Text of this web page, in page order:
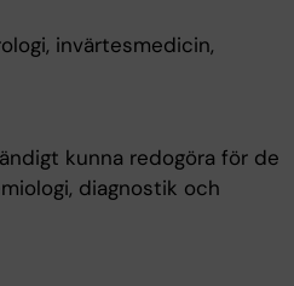
invärtesmedicin,
kunna redogöra för de
diagnostik och